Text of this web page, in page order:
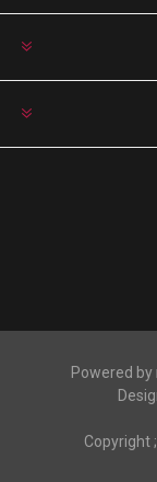
Powered by
Copyright